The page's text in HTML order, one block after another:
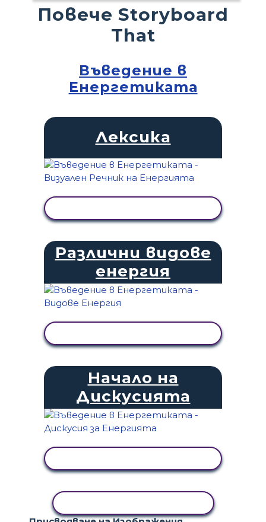
Повече Storyboard
That
Въведение в
Енергетиката
Лексика
Различни видове
енергия
Начало на
Дискусията